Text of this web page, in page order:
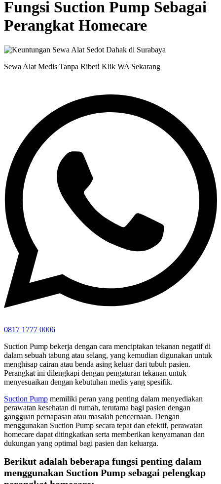
Fungsi Suction Pump Sebagai
Perangkat Homecare
Sewa Alat Medis Tanpa Ribet! Klik WA Sekarang
0817 1777 0006
Suction Pump bekerja dengan cara menciptakan tekanan negatif di
dalam sebuah tabung atau selang, yang kemudian digunakan untuk
menghisap cairan atau benda asing keluar dari tubuh pasien.
Perangkat ini dilengkapi dengan pengaturan tekanan untuk
menyesuaikan dengan kebutuhan medis yang spesifik.
Suction Pump memiliki peran yang penting dalam menyediakan
perawatan kesehatan di rumah, terutama bagi pasien dengan
gangguan pernapasan atau masalah pencernaan. Dengan
menggunakan Suction Pump secara tepat dan efektif, perawatan
homecare dapat ditingkatkan serta memberikan kenyamanan dan
dukungan yang optimal bagi pasien dan keluarga.
Berikut adalah beberapa fungsi penting dalam
menggunakan Suction Pump sebagai pelengkap